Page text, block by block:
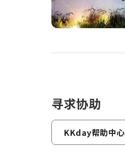
寻求协助
KKday帮助中心